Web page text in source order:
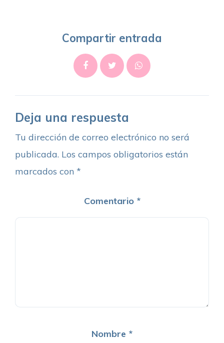
Compartir entrada
Deja una respuesta
Tu dirección de correo electrónico no será
publicada. Los campos obligatorios están
marcados con *
Comentario *
Nombre *